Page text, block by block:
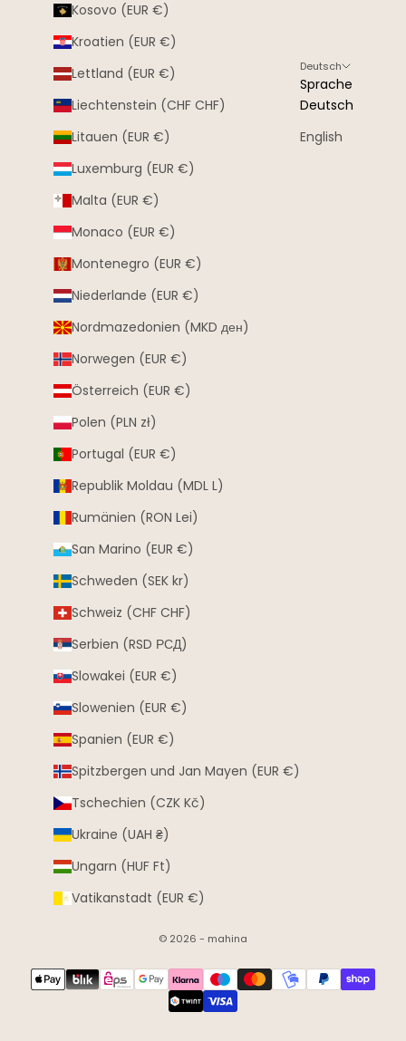
Kosovo (EUR €)
Kroatien (EUR €)
Lettland (EUR €)
Liechtenstein (CHF CHF)
Litauen (EUR €)
Luxemburg (EUR €)
Malta (EUR €)
Monaco (EUR €)
Montenegro (EUR €)
Niederlande (EUR €)
Nordmazedonien (MKD ден)
Norwegen (EUR €)
Österreich (EUR €)
Polen (PLN zł)
Portugal (EUR €)
Republik Moldau (MDL L)
Rumänien (RON Lei)
San Marino (EUR €)
Schweden (SEK kr)
Schweiz (CHF CHF)
Serbien (RSD РСД)
Slowakei (EUR €)
Slowenien (EUR €)
Spanien (EUR €)
Spitzbergen und Jan Mayen (EUR €)
Tschechien (CZK Kč)
Ukraine (UAH ₴)
Ungarn (HUF Ft)
Vatikanstadt (EUR €)
Deutsch
Sprache
Deutsch
English
© 2026 - mahina